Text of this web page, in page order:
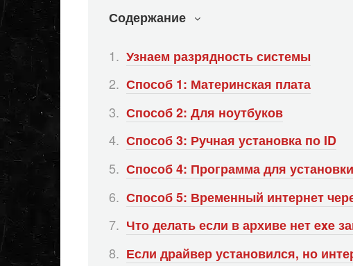
Содержание
Узнаем разрядность системы
Способ 1: Материнская плата
Способ 2: Для ноутбуков
Способ 3: Ручная установка по ID
Способ 4: Программа для
Способ 5: Временный интернет
Что делать если в архиве нет exe
Если драйвер установился, но